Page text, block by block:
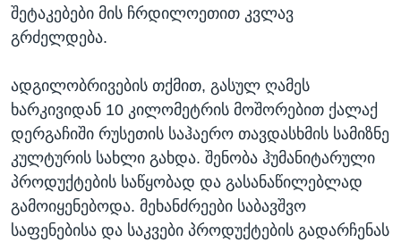
შეტაკებები მის ჩრდილოეთით კვლავ
გრძელდება.
ადგილობრივების თქმით, გასულ ღამეს
ხარკივიდან 10 კილომეტრის მოშორებით ქალაქ
დერგაჩიში რუსეთის საჰაერო თავდასხმის სამიზნე
კულტურის სახლი გახდა. შენობა ჰუმანიტარული
პროდუქტების საწყობად და გასანაწილებლად
გამოიყენებოდა. მეხანძრეები საბავშვო
საფენებისა და საკვები პროდუქტების გადარჩენას